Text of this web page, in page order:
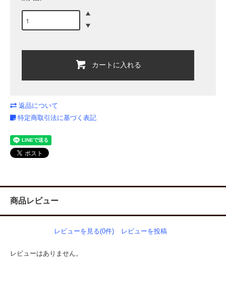
カートに入れる
返品について
特定商取引法に基づく表記
商品レビュー
レビューを見る(0件) レビューを投稿
レビューはありません。